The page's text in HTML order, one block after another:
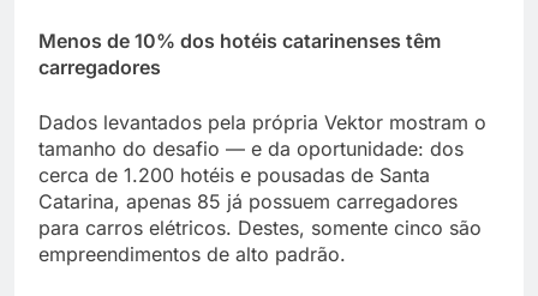
Menos de 10% dos hotéis catarinenses têm
carregadores
Dados levantados pela própria Vektor mostram o
tamanho do desafio — e da oportunidade: dos
cerca de 1.200 hotéis e pousadas de Santa
Catarina, apenas 85 já possuem carregadores
para carros elétricos. Destes, somente cinco são
empreendimentos de alto padrão.